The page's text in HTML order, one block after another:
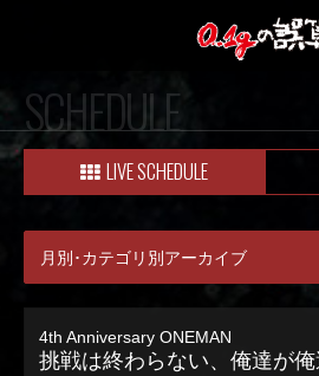
SCHEDULE
LIVE SCHEDULE
月別･カテゴリ別アーカイブ
ALL
08月
4th Anniversary ONEMAN
挑戦は終わらない、俺達が